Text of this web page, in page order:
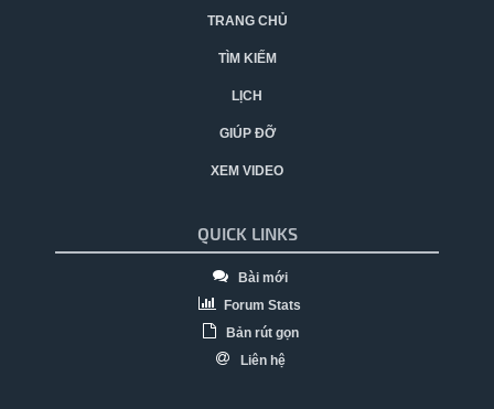
TRANG CHỦ
TÌM KIẾM
LỊCH
GIÚP ĐỠ
XEM VIDEO
QUICK LINKS
Bài mới
Forum Stats
Bản rút gọn
Liên hệ